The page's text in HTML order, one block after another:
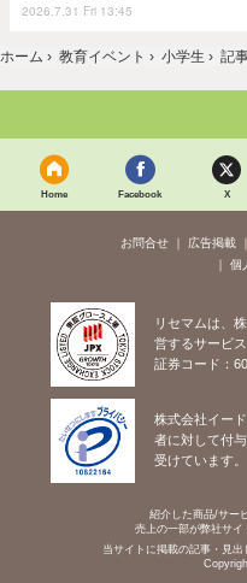
2026.7.31 Fri 13:45
ホーム › 教育イベント › 小学生 › 記
Home Facebook X
お問合せ 広告掲載
個
リセマムは、
営するサービス
証券コード：
株式会社イー
者に対して付
受けています。
紹介した商品/サー
売上の一部が弊社サイ
当サイトに掲載の記事・見出